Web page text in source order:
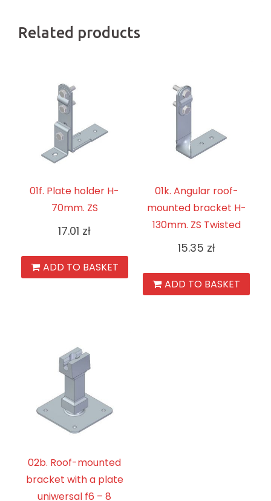
Related products
01f. Plate holder H-
70mm. ZS
17.01 zł
ADD TO BASKET
01k. Angular roof-
mounted bracket H-
130mm. ZS Twisted
15.35 zł
ADD TO BASKET
02b. Roof-mounted
bracket with a plate
uniwersal f6 – 8